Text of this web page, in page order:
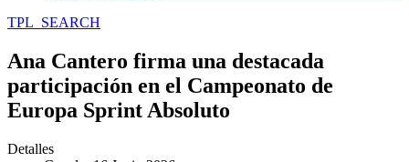
TPL_SEARCH
Ana Cantero firma una destacada
participación en el Campeonato de
Europa Sprint Absoluto
Detalles